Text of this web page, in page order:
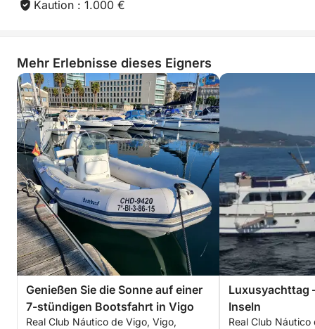
Kaution : 1.000 €
Mehr Erlebnisse dieses Eigners
Genießen Sie die Sonne auf einer
7-stündigen Bootsfahrt in Vigo
Real Club Náutico de Vigo, Vigo,
Luxusyachttag
Inseln
Real Club